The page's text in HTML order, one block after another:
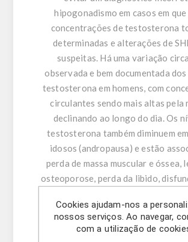
hipogonadismo em casos em
concentrações de testosterona
determinadas e alterações de
suspeitas. Há uma variação
observada e bem documentada
testosterona em homens, com
circulantes sendo mais altas pela
declinando ao longo do dia. Os
testosterona também diminuem
idosos (andropausa) e estão
perda de massa muscular e óssea,
osteoporose, perda da libido,
cognitiva.
Cookies ajudam-nos a
nossos serviços. Ao navegar,
com a utilização de